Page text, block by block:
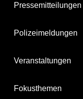
Pressemitteilungen
Polizeimeldungen
Veranstaltungen
Fokusthemen